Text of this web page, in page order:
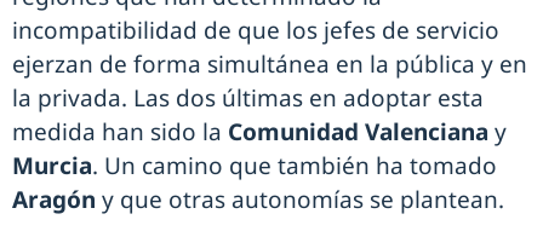
incompatibilidad de que los jefes de servicio
ejerzan de forma simultánea en la pública y en
la privada. Las dos últimas en adoptar esta
medida han sido la Comunidad Valenciana y
Murcia. Un camino que también ha tomado
Aragón y que otras autonomías se plantean.